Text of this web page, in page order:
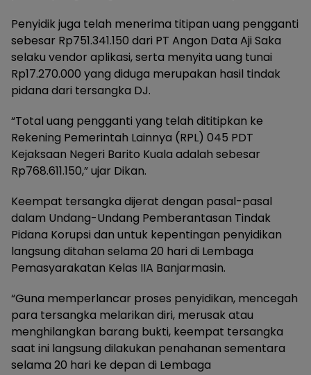
Penyidik juga telah menerima titipan uang pengganti
sebesar Rp751.341.150 dari PT Angon Data Aji Saka
selaku vendor aplikasi, serta menyita uang tunai
Rp17.270.000 yang diduga merupakan hasil tindak
pidana dari tersangka DJ.
“Total uang pengganti yang telah dititipkan ke
Rekening Pemerintah Lainnya (RPL) 045 PDT
Kejaksaan Negeri Barito Kuala adalah sebesar
Rp768.611.150,” ujar Dikan.
Keempat tersangka dijerat dengan pasal-pasal
dalam Undang-Undang Pemberantasan Tindak
Pidana Korupsi dan untuk kepentingan penyidikan
langsung ditahan selama 20 hari di Lembaga
Pemasyarakatan Kelas IIA Banjarmasin.
“Guna memperlancar proses penyidikan, mencegah
para tersangka melarikan diri, merusak atau
menghilangkan barang bukti, keempat tersangka
saat ini langsung dilakukan penahanan sementara
selama 20 hari ke depan di Lembaga